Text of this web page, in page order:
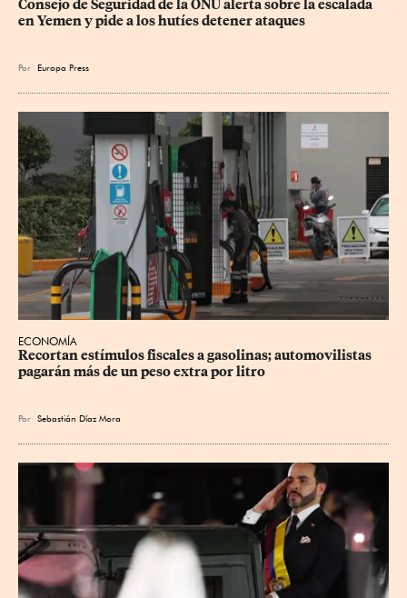
Consejo de Seguridad de la ONU alerta sobre la escalada
en Yemen y pide a los hutíes detener ataques
Por Europa Press
ECONOMÍA
Recortan estímulos fiscales a gasolinas; automovilistas
pagarán más de un peso extra por litro
Por Sebastián Díaz Mora